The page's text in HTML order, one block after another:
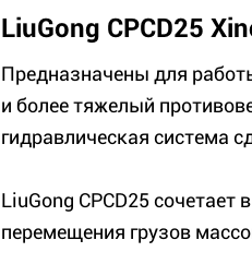
LiuGong CPCD25
Предназначены для
и более тяжелый
гидравлическая система
LiuGong CPCD25
перемещения грузов